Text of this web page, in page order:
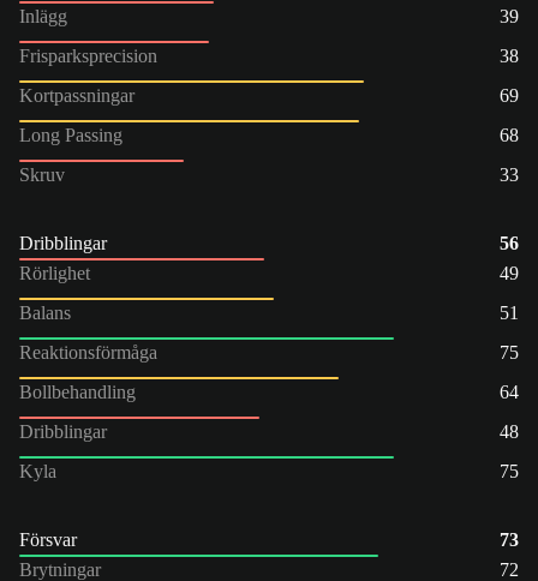
Inlägg
39
Frisparksprecision
38
Kortpassningar
69
Long Passing
68
Skruv
33
Dribblingar
56
Rörlighet
49
Balans
51
Reaktionsförmåga
75
Bollbehandling
64
Dribblingar
48
Kyla
75
Försvar
73
Brytningar
72